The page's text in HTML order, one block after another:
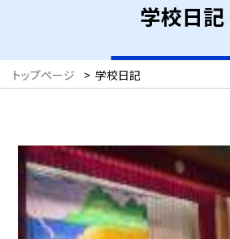
学校日記
トップページ > 学校日記